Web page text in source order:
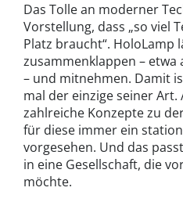
Das Tolle an moderner
Vorstellung, dass „so viel
Platz braucht“. HoloLamp
zusammenklappen –
– und mitnehmen. Damit
mal der einzige seiner Art.
zahlreiche Konzepte zu
für diese immer ein
vorgesehen. Und das
in eine Gesellschaft, die
möchte.